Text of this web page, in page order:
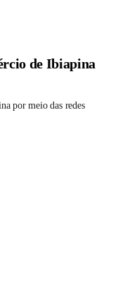
de Ibiapina
por meio das redes